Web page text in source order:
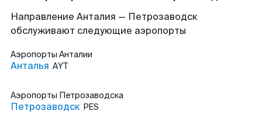
Направление Анталия — Петрозаводск
обслуживают следующие аэропорты
Аэропорты Анталии
Анталья AYT
Аэропорты Петрозаводска
Петрозаводск PES